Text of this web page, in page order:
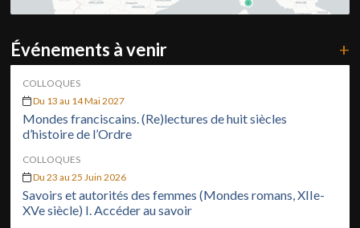
Événements à venir +
COLLOQUES
Du 13 au 14 Mai 2027
Mondes franciscains. (Re)lectures de huit siècles
d’histoire de l’Ordre
COLLOQUES
Du 23 au 25 Juin 2026
Savoirs et autorités des femmes (Mondes romans, XIIe-
XVe siècle) I. Accéder au savoir